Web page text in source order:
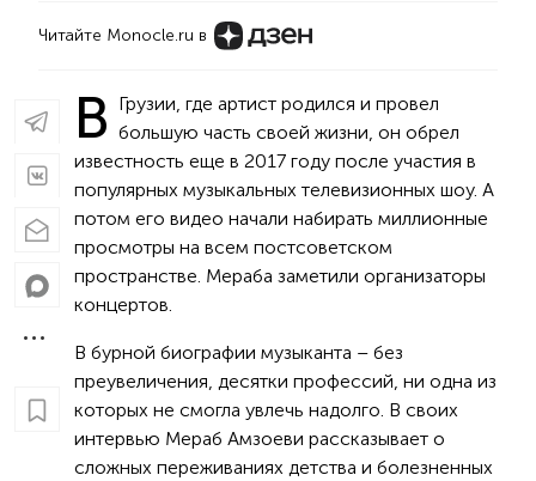
Читайте Monocle.ru в
В Грузии, где артист родился и провел
большую часть своей жизни, он обрел
известность еще в 2017 году после участия в
популярных музыкальных телевизионных шоу. А
потом его видео начали набирать миллионные
просмотры на всем постсоветском
пространстве. Мераба заметили организаторы
концертов.
В бурной биографии музыканта – без
преувеличения, десятки профессий, ни одна из
которых не смогла увлечь надолго. В своих
интервью Мераб Амзоеви рассказывает о
сложных переживаниях детства и болезненных